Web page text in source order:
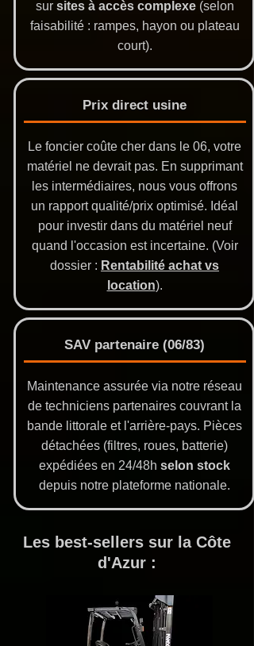
sur sites à accès complexe(selon
faisabilité : rampes, hayon ou plateau
court).
Prix direct usine
Le foncier coûte cher dans le 06, votre
matériel ne devrait pas. En supprimant
les intermédiaires, nous vous offrons
un rapport qualité/prix optimisé. Idéal
pour investir dans du matériel neuf
quand l'occasion est incertaine. (Voir
dossier : Rentabilité achat vs
location).
SAV partenaire (06/83)
Maintenance assurée via notre réseau
de techniciens partenaires couvrant la
bande littorale et l'arrière-pays. Pièces
détachées (filtres, roues, batterie)
expédiées en 24/48h selon stock
depuis notre plateforme nationale.
Les best-sellers sur la Côte
d'Azur :